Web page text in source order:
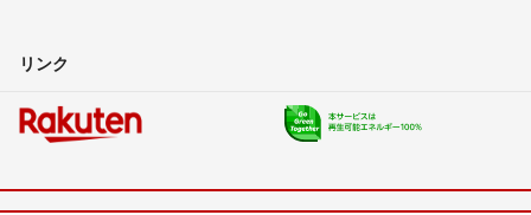
リンク